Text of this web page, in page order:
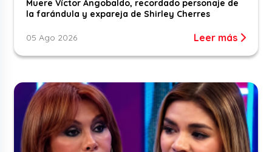
Muere Víctor Angobaldo, recordado personaje de
la farándula y expareja de Shirley Cherres
05 Ago 2026 Leer más